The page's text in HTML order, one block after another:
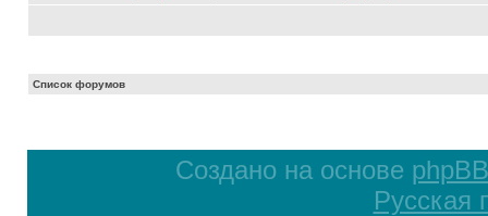
Список форумов
Создано на основе phpBB
Русская